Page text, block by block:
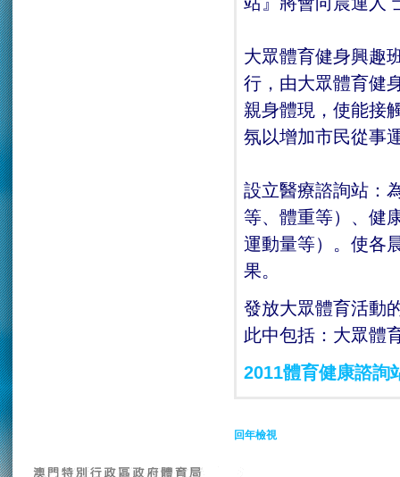
大眾體育健身興趣
行，由大眾體育健
親身體現，使能接
氛以增加市民從事
設立醫療諮詢站：
等、體重等）、健
運動量等）。使各
果。
發放大眾體育活動
此中包括：大眾體
2011體育健康諮詢
回年檢視